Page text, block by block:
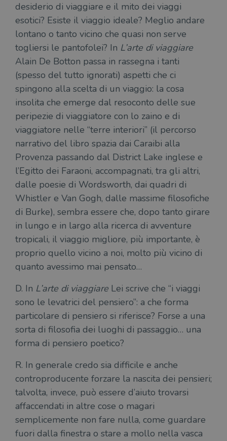
desiderio di viaggiare e il mito dei viaggi
esotici? Esiste il viaggio ideale? Meglio andare
lontano o tanto vicino che quasi non serve
togliersi le pantofolei? In L’arte di viaggiare
Alain De Botton passa in rassegna i tanti
(spesso del tutto ignorati) aspetti che ci
spingono alla scelta di un viaggio: la cosa
insolita che emerge dal resoconto delle sue
peripezie di viaggiatore con lo zaino e di
viaggiatore nelle “terre interiori” (il percorso
narrativo del libro spazia dai Caraibi alla
Provenza passando dal District Lake inglese e
l’Egitto dei Faraoni, accompagnati, tra gli altri,
dalle poesie di Wordsworth, dai quadri di
Whistler e Van Gogh, dalle massime filosofiche
di Burke), sembra essere che, dopo tanto girare
in lungo e in largo alla ricerca di avventure
tropicali, il viaggio migliore, più importante, è
proprio quello vicino a noi, molto più vicino di
quanto avessimo mai pensato…
D. In L’arte di viaggiare Lei scrive che “i viaggi
sono le levatrici del pensiero”: a che forma
particolare di pensiero si riferisce? Forse a una
sorta di filosofia dei luoghi di passaggio… una
forma di pensiero poetico?
R. In generale credo sia difficile e anche
controproducente forzare la nascita dei pensieri;
talvolta, invece, può essere d’aiuto trovarsi
affaccendati in altre cose o magari
semplicemente non fare nulla, come guardare
fuori dalla finestra o stare a mollo nella vasca